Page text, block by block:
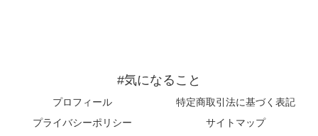
#気になること
プロフィール
特定商取引法に基づく表記
プライバシーポリシー
サイトマップ